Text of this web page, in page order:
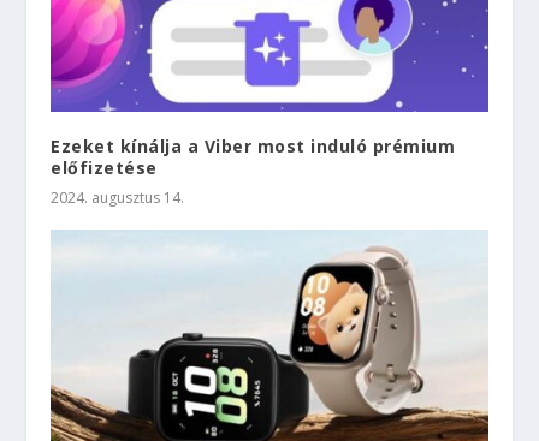
Ezeket kínálja a Viber most induló prémium
előfizetése
2024. augusztus 14.